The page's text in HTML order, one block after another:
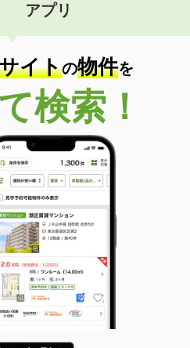
アプリ
イトの物件を
検索！